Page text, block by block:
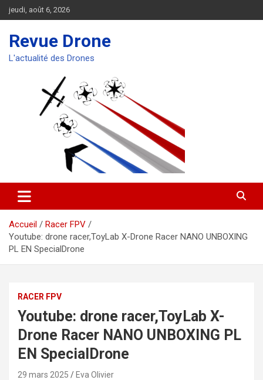
Aller
au
jeudi, août 6, 2026
Revue Drone
L'actualité des Drones
Accueil
Racer FPV
Youtube: drone racer,ToyLab X-Drone Racer NANO UNBOXING
PL EN SpecialDrone
RACER FPV
Youtube: drone racer,ToyLab X-
Drone Racer NANO UNBOXING PL
EN SpecialDrone
29 mars 2025 Eva Olivier